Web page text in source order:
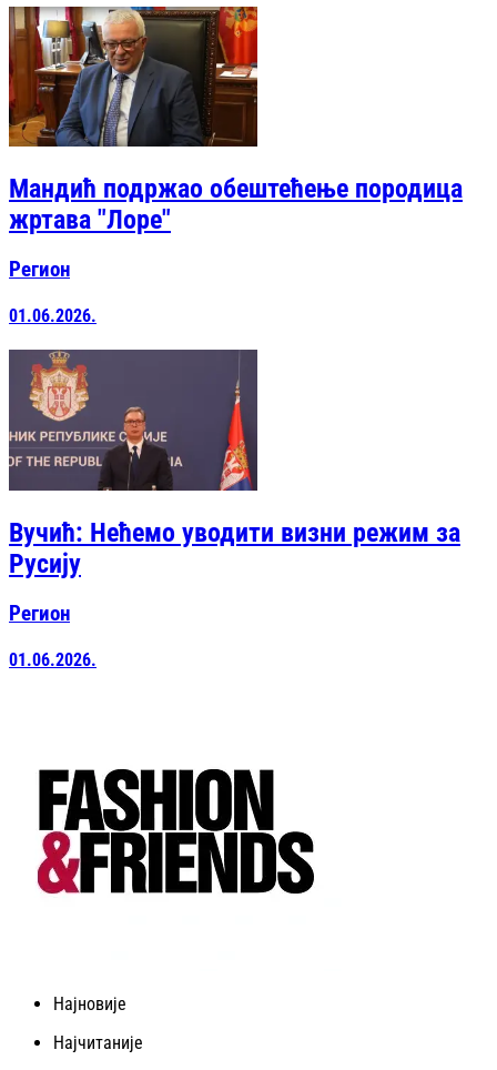
Мандић подржао обештећење породица
жртава "Лоре"
Регион
01.06.2026.
Вучић: Нећемо уводити визни режим за
Русију
Регион
01.06.2026.
Најновије
Најчитаније